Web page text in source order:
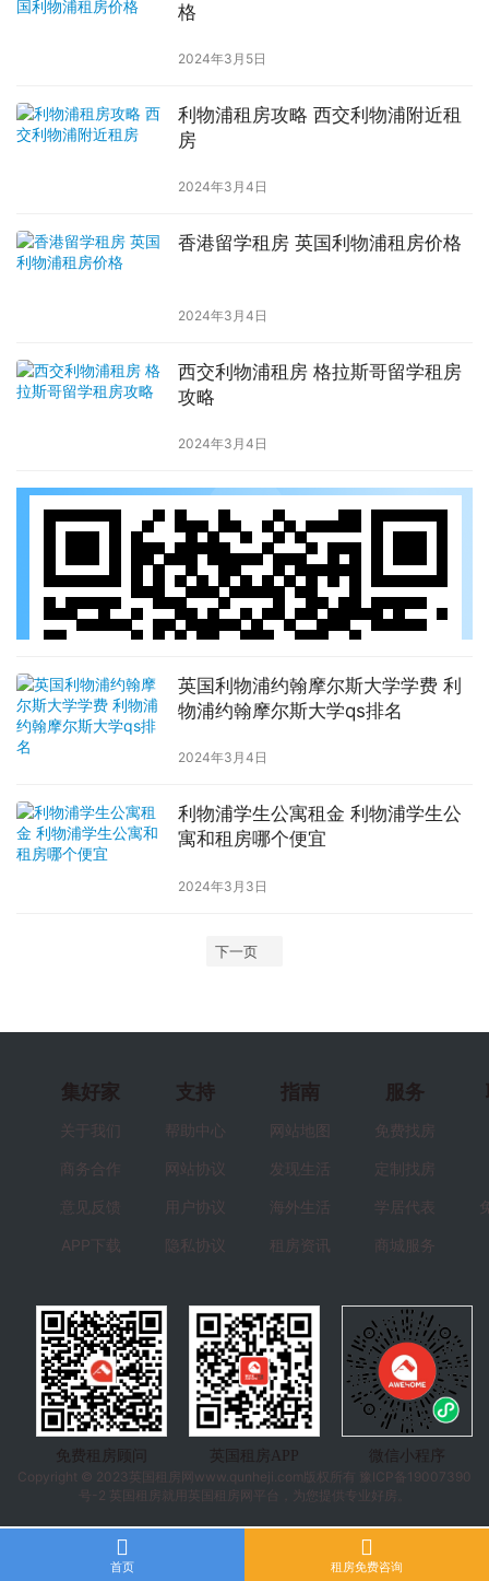
格
2024年3月5日
利物浦租房攻略 西交利物浦附近租
房
2024年3月4日
香港留学租房 英国利物浦租房价格
2024年3月4日
西交利物浦租房 格拉斯哥留学租房
攻略
2024年3月4日
英国利物浦约翰摩尔斯大学学费 利
物浦约翰摩尔斯大学qs排名
2024年3月4日
利物浦学生公寓租金 利物浦学生公
寓和租房哪个便宜
2024年3月3日
下一页
集好家
关于我们
商务合作
意见反馈
APP下载
支持
帮助中心
网站协议
用户协议
隐私协议
指南
网站地图
发现生活
海外生活
租房资讯
服务
免费找房
定制找房
学居代表
商城服务
免费租房顾问 英国租房APP
微信小程序
Copyright © 2023 英国租房 网www.qunheji.com版权所有
豫ICP备19007390
号-2 英国租房就用英国租房网平台，为您提供专业好房。
首页 租房免费咨询